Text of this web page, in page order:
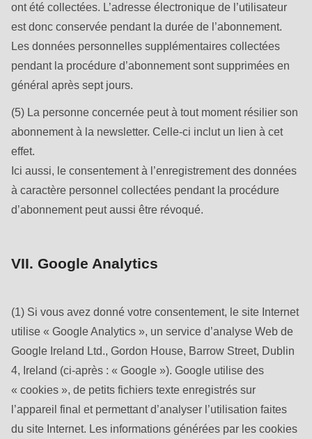
ont été collectées. L’adresse électronique de l’utilisateur
est donc conservée pendant la durée de l’abonnement.
Les données personnelles supplémentaires collectées
pendant la procédure d’abonnement sont supprimées en
général après sept jours.
(5) La personne concernée peut à tout moment résilier son
abonnement à la newsletter. Celle-ci inclut un lien à cet
effet.
Ici aussi, le consentement à l’enregistrement des données
à caractère personnel collectées pendant la procédure
d’abonnement peut aussi être révoqué.
VII. Google Analytics
(1) Si vous avez donné votre consentement, le site Internet
utilise « Google Analytics », un service d’analyse Web de
Google Ireland Ltd., Gordon House, Barrow Street, Dublin
4, Ireland (ci-après : « Google »). Google utilise des
« cookies », de petits fichiers texte enregistrés sur
l’appareil final et permettant d’analyser l’utilisation faites
du site Internet. Les informations générées par les cookies